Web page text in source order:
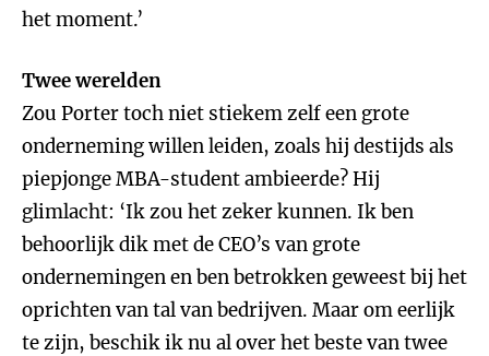
het moment.’
Twee werelden
Zou Porter toch niet stiekem zelf een grote
onderneming willen leiden, zoals hij destijds als
piepjonge MBA-student ambieerde? Hij
glimlacht: ‘Ik zou het zeker kunnen. Ik ben
behoorlijk dik met de CEO’s van grote
ondernemingen en ben betrokken geweest bij het
oprichten van tal van bedrijven. Maar om eerlijk
te zijn, beschik ik nu al over het beste van twee